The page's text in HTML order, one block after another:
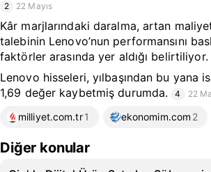
2 22 Mayıs
Kâr marjlarındaki daralma, artan
talebinin Lenovo’nun performansını
faktörler arasında yer aldığı belirtiliyor.
Lenovo hisseleri, yılbaşından bu yana
1,69 değer kaybetmiş durumda.
4 22
milliyet.com.tr1 ekonomim.com 2
Diğer konular